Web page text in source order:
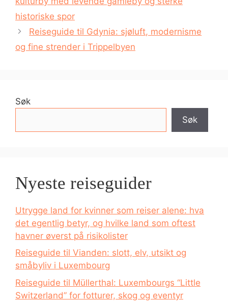
historiske spor
Reiseguide til Gdynia: sjøluft, modernisme
og fine strender i Trippelbyen
Søk
Søk
Nyeste reiseguider
Utrygge land for kvinner som reiser alene: hva
det egentlig betyr, og hvilke land som oftest
havner øverst på risikolister
Reiseguide til Vianden: slott, elv, utsikt og
småbyliv i Luxembourg
Reiseguide til Müllerthal: Luxembourgs “Little
Switzerland” for fotturer, skog og eventyr